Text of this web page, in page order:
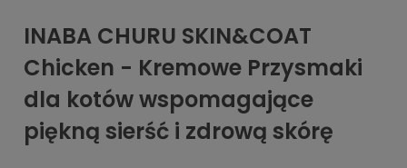
INABA CHURU SKIN&COAT
Chicken - Kremowe Przysmaki
dla kotów wspomagające
piękną sierść i zdrową skórę